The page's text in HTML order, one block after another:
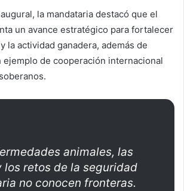
la mandataria destacó que el
un avance estratégico para fortalecer
la actividad ganadera, además de
de cooperación internacional
animales, las
los retos de la seguridad
no conocen fronteras.